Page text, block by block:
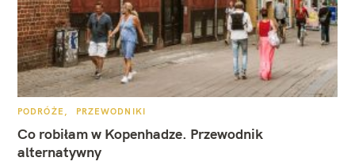
K
T
E
G
O
PODRÓŻE PRZEWODNIKI
Co robiłam w Kopenhadze. Przewodnik
alternatywny